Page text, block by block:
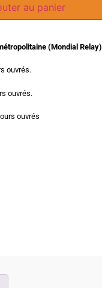
au panier
(Mondial Relay)
ouvrés.
ouvrés.
ouvrés